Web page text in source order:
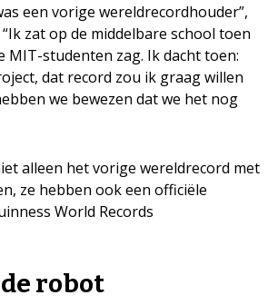
een vorige wereldrecordhouder”,
zat op de middelbare school toen
MIT-studenten zag. Ik dacht toen:
dat record zou ik graag willen
we bewezen dat we het nog
alleen het vorige wereldrecord met
ze hebben ook een officiële
World Records
robot